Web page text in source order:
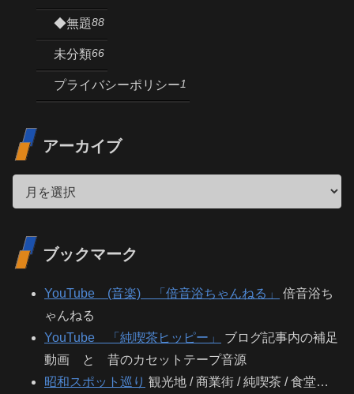
◆無題88
未分類66
プライバシーポリシー1
アーカイブ
ブックマーク
YouTube (音楽) 「倍音浴ちゃんねる」
倍音浴ち
ゃんねる
YouTube 「純喫茶ヒッピー」
ブログ記事内の補足
動画 と 昔のカセットテープ音源
昭和スポット巡り 観光地 / 商業街 / 純喫茶 / 食堂…